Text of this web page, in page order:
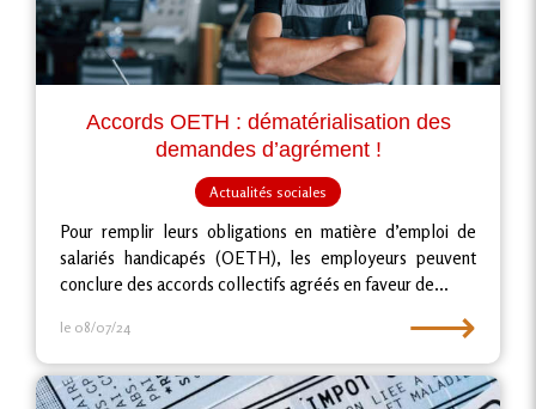
Accords OETH : dématérialisation des
demandes d’agrément !
Actualités sociales
Pour remplir leurs obligations en matière d’emploi de
salariés handicapés (OETH), les employeurs peuvent
conclure des accords collectifs agréés en faveur de...
le 08/07/24 ⟶